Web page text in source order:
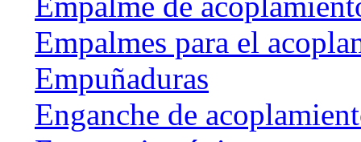
Empalmes para el
Empuñaduras
Enganche de